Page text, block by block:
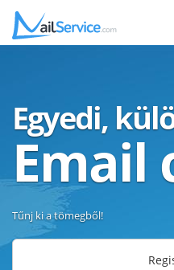
Egyedi,
Email
Tűnj ki a tömegből!